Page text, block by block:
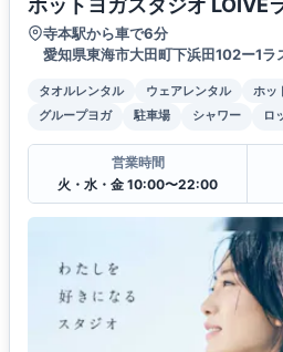
ホットヨガスタジオ LOIVE
寺本駅から車で6分
愛知県東海市大田町下浜田102ー1ラ
タオルレンタル ウェアレンタル ホッ
グループヨガ
駐車場 シャワー ロ
営業時間
火・水・金 10:00〜22:00